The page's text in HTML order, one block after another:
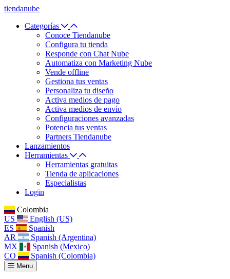
tiendanube
Categorías
Conoce Tiendanube
Configura tu tienda
Responde con Chat Nube
Automatiza con Marketing Nube
Vende offline
Gestiona tus ventas
Personaliza tu diseño
Activa medios de pago
Activa medios de envío
Configuraciones avanzadas
Potencia tus ventas
Partners Tiendanube
Lanzamientos
Herramientas
Herramientas gratuitas
Tienda de aplicaciones
Especialistas
Login
Colombia
US
English (US)
ES
Spanish
AR
Spanish (Argentina)
MX
Spanish (Mexico)
CO
Spanish (Colombia)
Menu